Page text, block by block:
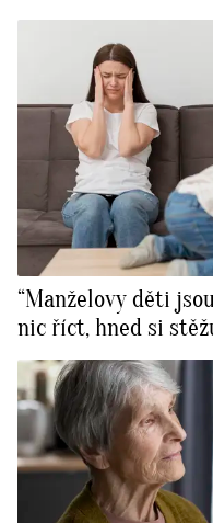
“Manželovy děti
nic říct, hned si